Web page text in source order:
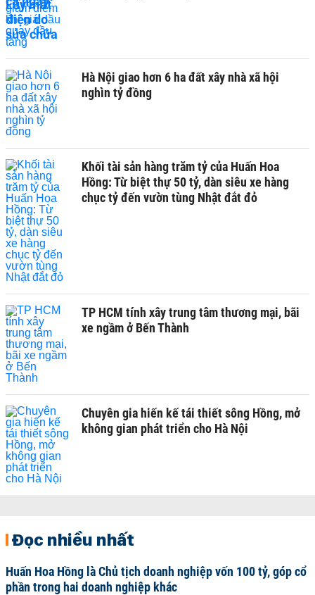
Hà Nội giao hơn 6 ha đất xây nhà xã hội
nghìn tỷ đồng
Khối tài sản hàng trăm tỷ của Huấn Hoa
Hồng: Từ biệt thự 50 tỷ, dàn siêu xe hàng
chục tỷ đến vườn tùng Nhật đắt đỏ
TP HCM tính xây trung tâm thương mại, bãi
xe ngầm ở Bến Thành
Chuyên gia hiến kế tái thiết sông Hồng, mở
không gian phát triển cho Hà Nội
Đọc nhiều nhất
Huấn Hoa Hồng là Chủ tịch doanh nghiệp vốn 100 tỷ, góp cổ
phần trong hai doanh nghiệp khác